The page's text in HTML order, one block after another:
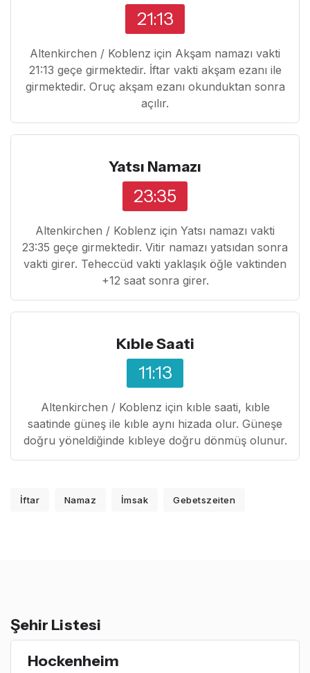
21:13
Altenkirchen / Koblenz için Akşam namazı vakti
21:13 geçe girmektedir. İftar vakti akşam ezanı ile
girmektedir. Oruç akşam ezanı okunduktan sonra
açılır.
Yatsı Namazı
23:35
Altenkirchen / Koblenz için Yatsı namazı vakti
23:35 geçe girmektedir. Vitir namazı yatsıdan sonra
vakti girer. Teheccüd vakti yaklaşık öğle vaktinden
+12 saat sonra girer.
Kıble Saati
11:13
Altenkirchen / Koblenz için kıble saati, kıble
saatinde güneş ile kıble aynı hizada olur. Güneşe
doğru yöneldiğinde kıbleye doğru dönmüş olunur.
İftar Namaz İmsak Gebetszeiten
Şehir Listesi
Hockenheim